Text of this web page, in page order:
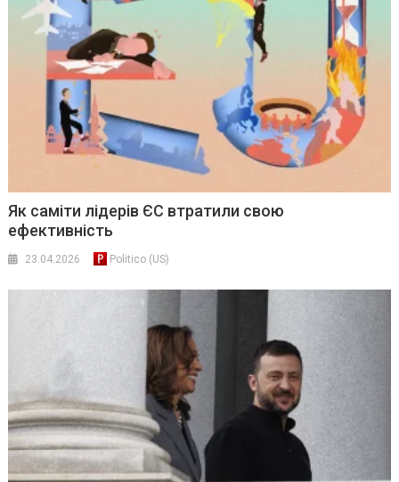
Як саміти лідерів ЄС втратили свою
ефективність
23.04.2026 Politico (US)